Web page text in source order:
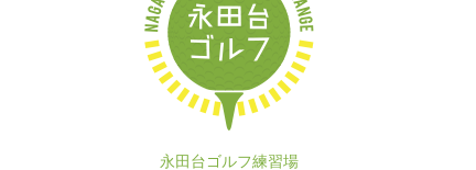
永田台ゴルフ練習場